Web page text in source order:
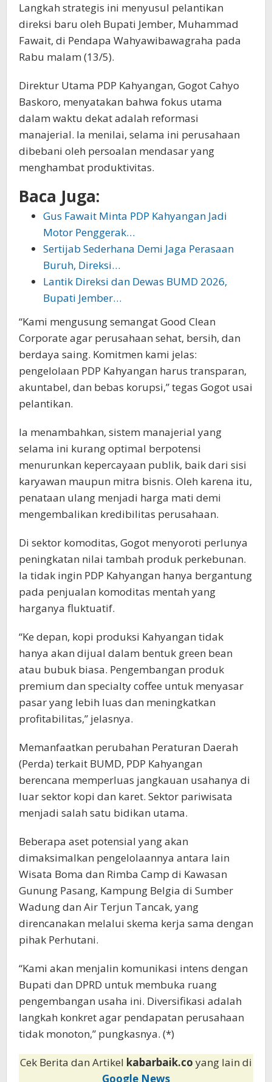
Langkah strategis ini menyusul pelantikan
direksi baru oleh Bupati Jember, Muhammad
Fawait, di Pendapa Wahyawibawagraha pada
Rabu malam (13/5).
Direktur Utama PDP Kahyangan, Gogot Cahyo
Baskoro, menyatakan bahwa fokus utama
dalam waktu dekat adalah reformasi
manajerial. Ia menilai, selama ini perusahaan
dibebani oleh persoalan mendasar yang
menghambat produktivitas.
Baca Juga:
Gus Fawait Minta PDP Kahyangan Jadi
Motor Penggerak…
Sertijab Sederhana Demi Jaga Perasaan
Buruh, Direksi…
Lantik Direksi dan Dewas BUMD 2026,
Bupati Jember…
“Kami mengusung semangat Good Clean
Corporate agar perusahaan sehat, bersih, dan
berdaya saing. Komitmen kami jelas:
pengelolaan PDP Kahyangan harus transparan,
akuntabel, dan bebas korupsi,” tegas Gogot usai
pelantikan.
Ia menambahkan, sistem manajerial yang
selama ini kurang optimal berpotensi
menurunkan kepercayaan publik, baik dari sisi
karyawan maupun mitra bisnis. Oleh karena itu,
penataan ulang menjadi harga mati demi
mengembalikan kredibilitas perusahaan.
Di sektor komoditas, Gogot menyoroti perlunya
peningkatan nilai tambah produk perkebunan.
Ia tidak ingin PDP Kahyangan hanya bergantung
pada penjualan komoditas mentah yang
harganya fluktuatif.
“Ke depan, kopi produksi Kahyangan tidak
hanya akan dijual dalam bentuk green bean
atau bubuk biasa. Pengembangan produk
premium dan specialty coffee untuk menyasar
pasar yang lebih luas dan meningkatkan
profitabilitas,” jelasnya.
Memanfaatkan perubahan Peraturan Daerah
(Perda) terkait BUMD, PDP Kahyangan
berencana memperluas jangkauan usahanya di
luar sektor kopi dan karet. Sektor pariwisata
menjadi salah satu bidikan utama.
Beberapa aset potensial yang akan
dimaksimalkan pengelolaannya antara lain
Wisata Boma dan Rimba Camp di Kawasan
Gunung Pasang, Kampung Belgia di Sumber
Wadung dan Air Terjun Tancak, yang
direncanakan melalui skema kerja sama dengan
pihak Perhutani.
“Kami akan menjalin komunikasi intens dengan
Bupati dan DPRD untuk membuka ruang
pengembangan usaha ini. Diversifikasi adalah
langkah konkret agar pendapatan perusahaan
tidak monoton,” pungkasnya. (*)
Cek Berita dan Artikel kabarbaik.co yang lain di
Google News